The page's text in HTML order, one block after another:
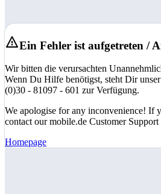
Ein Fehler ist aufgetreten /
Wir bitten die verursachten
Wenn Du Hilfe benötigst, steht Dir
(0)30 - 81097 - 601 zur Verfügung.
We apologise for any inconvenience! If
contact our mobile.de Customer
Homepage